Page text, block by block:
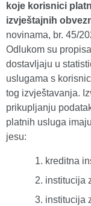
koje korisnici
izvještajnih
novinama, br. 45/
Odlukom su
dostavljaju u
uslugama s
tog izvještavanja.
prikupljanju
platnih usluga
jesu:
kreditna
institucija
institucija